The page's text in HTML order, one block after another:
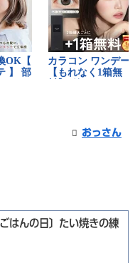
おっさん
はんの日〕たい焼きの練